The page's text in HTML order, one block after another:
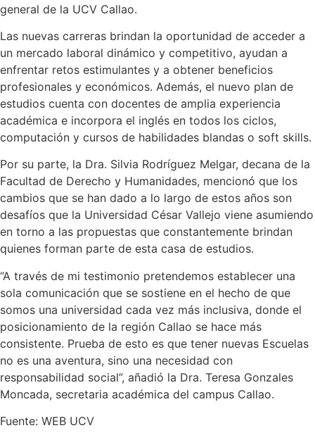
general de la UCV Callao.
Las nuevas carreras brindan la oportunidad de acceder a
un mercado laboral dinámico y competitivo, ayudan a
enfrentar retos estimulantes y a obtener beneficios
profesionales y económicos. Además, el nuevo plan de
estudios cuenta con docentes de amplia experiencia
académica e incorpora el inglés en todos los ciclos,
computación y cursos de habilidades blandas o soft skills.
Por su parte, la Dra. Silvia Rodríguez Melgar, decana de la
Facultad de Derecho y Humanidades, mencionó que los
cambios que se han dado a lo largo de estos años son
desafíos que la Universidad César Vallejo viene asumiendo
en torno a las propuestas que constantemente brindan
quienes forman parte de esta casa de estudios.
“A través de mi testimonio pretendemos establecer una
sola comunicación que se sostiene en el hecho de que
somos una universidad cada vez más inclusiva, donde el
posicionamiento de la región Callao se hace más
consistente. Prueba de esto es que tener nuevas Escuelas
no es una aventura, sino una necesidad con
responsabilidad social”, añadió la Dra. Teresa Gonzales
Moncada, secretaria académica del campus Callao.
Fuente: WEB UCV